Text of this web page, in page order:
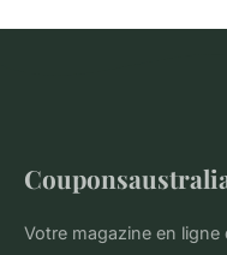
Votre magazine en